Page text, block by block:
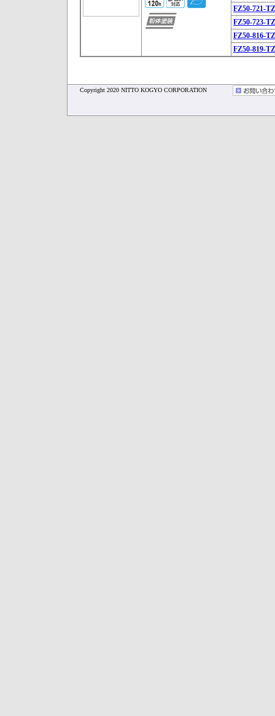
FZ50-721-TZ
FZ50-723-TZ
FZ50-816-TZ
FZ50-819-TZ
Copyright 2020 NITTO KOGYO CORPORATION